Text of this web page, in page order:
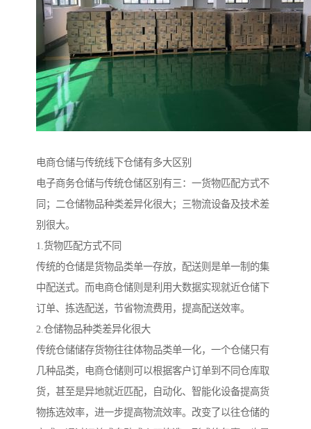
电商仓储与传统线下仓储有多大区别
电子商务仓储与传统仓储区别有三：一货物匹配方式不
同；二仓储物品种类差异化很大；三物流设备及技术差
别很大。
1.货物匹配方式不同
传统的仓储是货物品类单一存放，配送则是单一制的集
中配送式。而电商仓储则是利用大数据实现就近仓储下
订单、拣选配送，节省物流费用，提高配送效率。
2.仓储物品种类差异化很大
传统仓储储存货物往往体物品类单一化，一个仓储只有
几种品类，电商仓储则可以根据客户订单到不同仓库取
货，甚至是异地就近匹配，自动化、智能化设备提高货
物拣选效率，进一步提高物流效率。改变了以往仓储的